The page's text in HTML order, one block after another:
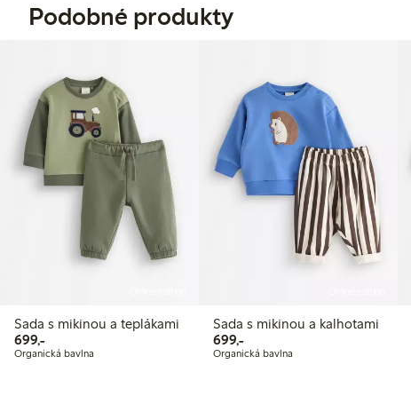
Podobné produkty
Sada s mikinou a teplákami
699,-699,00 Kč
Organická bavlna
Sada s mikinou a kalhotami
699,-699,00 Kč
Organická bavlna